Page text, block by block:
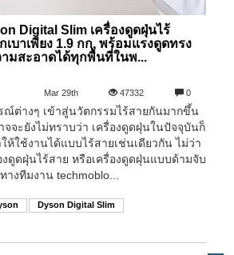
Digital Slim เครื่องดูดฝุ่นไร้
บาเพียง 1.9 กก. พร้อมแรงดูดทรง
มสะอาดได้ทุกพื้นที่ในพ...
Mar 29th 47332 0
ณ์ต่างๆ เข้าสู่นวัตกรรมไร้สายกันมากขึ้น
จะยังไม่ทราบว่า เครื่องดูดฝุ่นในปัจจุบันก็
ห้ใช้งานได้แบบไร้สายเช่นเดียวกัน ไม่ว่า
งดูดฝุ่นไร้สาย หรือเครื่องดูดฝุ่นแบบด้ามจับ
งทีมงาน techmoblo...
Dyson Digital Slim